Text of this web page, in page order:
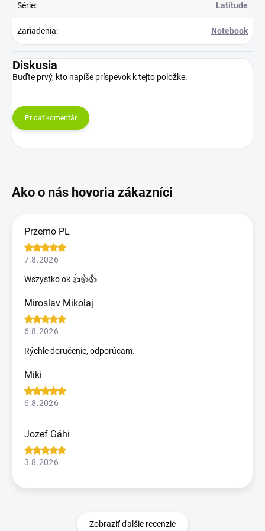
Série: Latitude
Zariadenia: Notebook
Diskusia
Buďte prvý, kto napíše príspevok k tejto položke.
Pridať komentár
Przemo PL
7.8.2026
Wszystko ok 👍👍👍
Miroslav Mikolaj
6.8.2026
Rýchle doručenie, odporúcam.
Miki
6.8.2026
Jozef Gáhi
3.8.2026
Zobraziť ďalšie recenzie